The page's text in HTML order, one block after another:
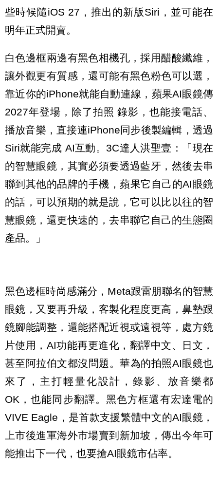
些時候隨iOS 27，推出的新版Siri，並可能在
明年正式開賣。
白色邊框兩邊有黑色相機孔，採用醋酸纖維，
讓外觀更有質感，還可能有黑色粉色可以選，
靠近你的iPhone就能自動連線，蘋果AI眼鏡傳
2027年登場，除了拍照 錄影，也能接電話、
播放音樂，直接連iPhone同步後製編輯，透過
Siri就能完成 AI互動。3C達人洪聖壹：「現在
的智慧眼鏡，其實必須要透過藍牙，然後去串
聯到其他的品牌的手機，蘋果它自己的AI眼鏡
的話，可以預期的就是說，它可以比以往的智
慧眼鏡，還更快速的，去串聯它自己的生態圈
產品。」
黑色邊框時尚感滿分，Meta跟雷朋聯名的智慧
眼鏡，又要再升級，客製化程度更高，鼻墊跟
鏡腳能調整，還能搭配近視或遠視等，處方鏡
片使用，AI功能再更進化，翻譯中文、日文，
甚至阿拉伯文都沒問題。華為的拍照AI眼鏡也
來了，主打輕量化設計，錄影、放音樂都
OK，也能同步翻譯。黑色方框還有宏達電的
VIVE Eagle，是首款支援繁體中文的AI眼鏡，
上市後進軍海外市場賣到新加坡，傳出今年可
能推出下一代，也要搶AI眼鏡市佔率。